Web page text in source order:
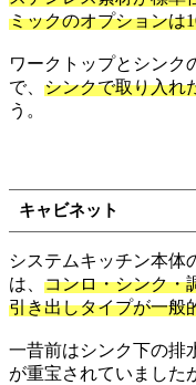
ミックのオプションは
ワークトップとシンク
で、 シンクで取り入れ
う。
キャビネット
システムキッチン本体
は、 コンロ・シンク・
引き出しタイプが一般
一昔前はシンク下の排
が重宝されていました